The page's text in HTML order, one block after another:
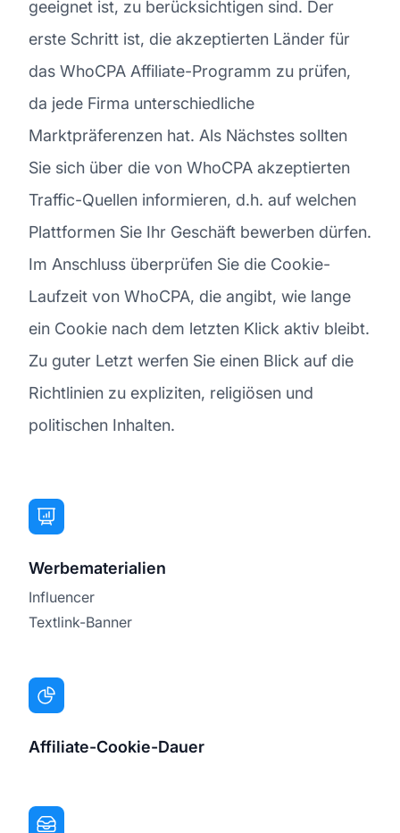
geeignet ist, zu berücksichtigen sind. Der
erste Schritt ist, die akzeptierten Länder für
das WhoCPA Affiliate-Programm zu prüfen,
da jede Firma unterschiedliche
Marktpräferenzen hat. Als Nächstes sollten
Sie sich über die von WhoCPA akzeptierten
Traffic-Quellen informieren, d.h. auf welchen
Plattformen Sie Ihr Geschäft bewerben dürfen.
Im Anschluss überprüfen Sie die Cookie-
Laufzeit von WhoCPA, die angibt, wie lange
ein Cookie nach dem letzten Klick aktiv bleibt.
Zu guter Letzt werfen Sie einen Blick auf die
Richtlinien zu expliziten, religiösen und
politischen Inhalten.
Werbematerialien
Influencer
Textlink-Banner
Affiliate-Cookie-Dauer